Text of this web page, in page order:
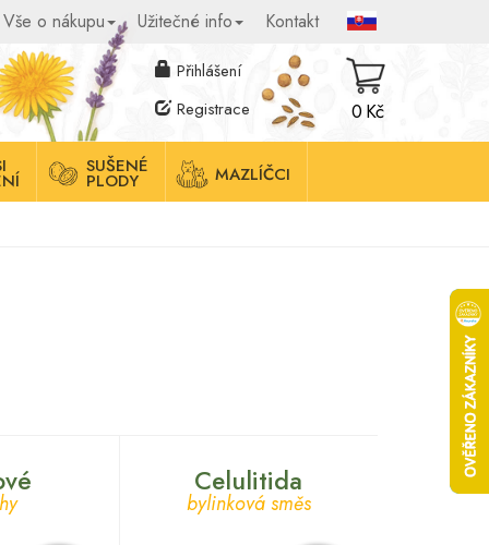
Vše o nákupu Užitečné info Kontakt
Přihlášení
Registrace
0 Kč
SUŠENÉ
PLODY MAZLÍČCI
Celulitida
bylinková směs